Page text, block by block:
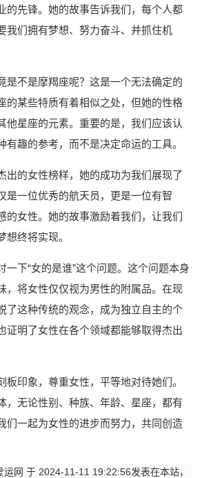
的先锋。她的故事告诉我们，每个人都
我们拥有梦想、努力奋斗、并抓住机
是不是摩羯座呢？这是一个无法确定的
的某些特质有着相似之处，但她的性格
他星座的元素。重要的是，我们应该认
有趣的参考，而不是决定命运的工具。
出的女性榜样，她的成功为我们展现了
是一位优秀的航天员，更是一位有智
的女性。她的故事激励着我们，让我们
想终将实现。
一下“女的是谁”这个问题。这个问题本身
，将女性仅仅视为男性的附属品。在现
了这种传统的观念，成为独立自主的个
证明了女性在各个领域都能够取得杰出
板印象，尊重女性，平等地对待她们。
，无论性别、种族、年龄、星座，都有
们一起为女性的进步而努力，共同创造
网 于 2024-11-11 19:22:56发表在本站，